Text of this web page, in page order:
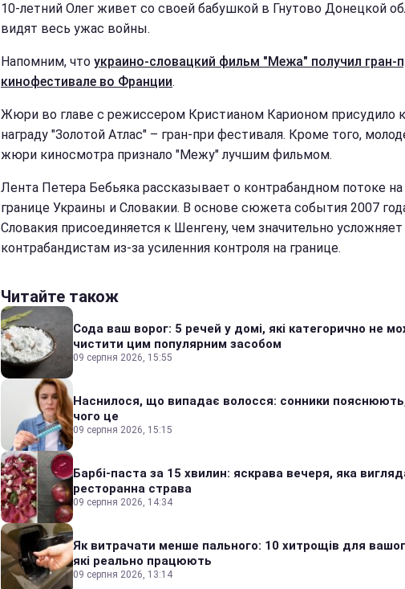
10-летний Олег живет со своей бабушкой в Гнутово Донецкой
видят весь ужас войны.
Напомним, что украино-словацкий фильм "Межа" получил гран-
кинофестивале во Франции.
Жюри во главе с режиссером Кристианом Карионом присудило
награду "Золотой Атлас" – гран-при фестиваля. Кроме того,
жюри киносмотра признало "Межу" лучшим фильмом.
Лента Петера Бебьяка рассказывает о контрабандном потоке на
границе Украины и Словакии. В основе сюжета события 2007
Словакия присоединяется к Шенгену, чем значительно
контрабандистам из-за усиленния контроля на границе.
Читайте також
Сода ваш ворог: 5 речей у домі, які категорично не
чистити цим популярним засобом
09 серпня 2026, 15:55
Наснилося, що випадає волосся: сонники
чого це
09 серпня 2026, 15:15
Барбі-паста за 15 хвилин: яскрава вечеря, яка
ресторанна страва
09 серпня 2026, 14:34
Як витрачати менше пального: 10 хитрощів для
які реально працюють
09 серпня 2026, 13:14